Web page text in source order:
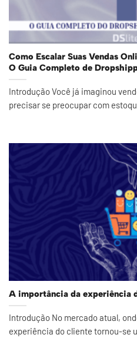
Como Escalar Suas Vendas
O Guia Completo de
Introdução Você já imaginou
precisar se preocupar com
A importância da experiência
Introdução No mercado atual,
experiência do cliente tornou-se